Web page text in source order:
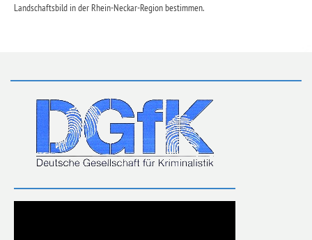
Landschaftsbild in der Rhein-Neckar-Region bestimmen.